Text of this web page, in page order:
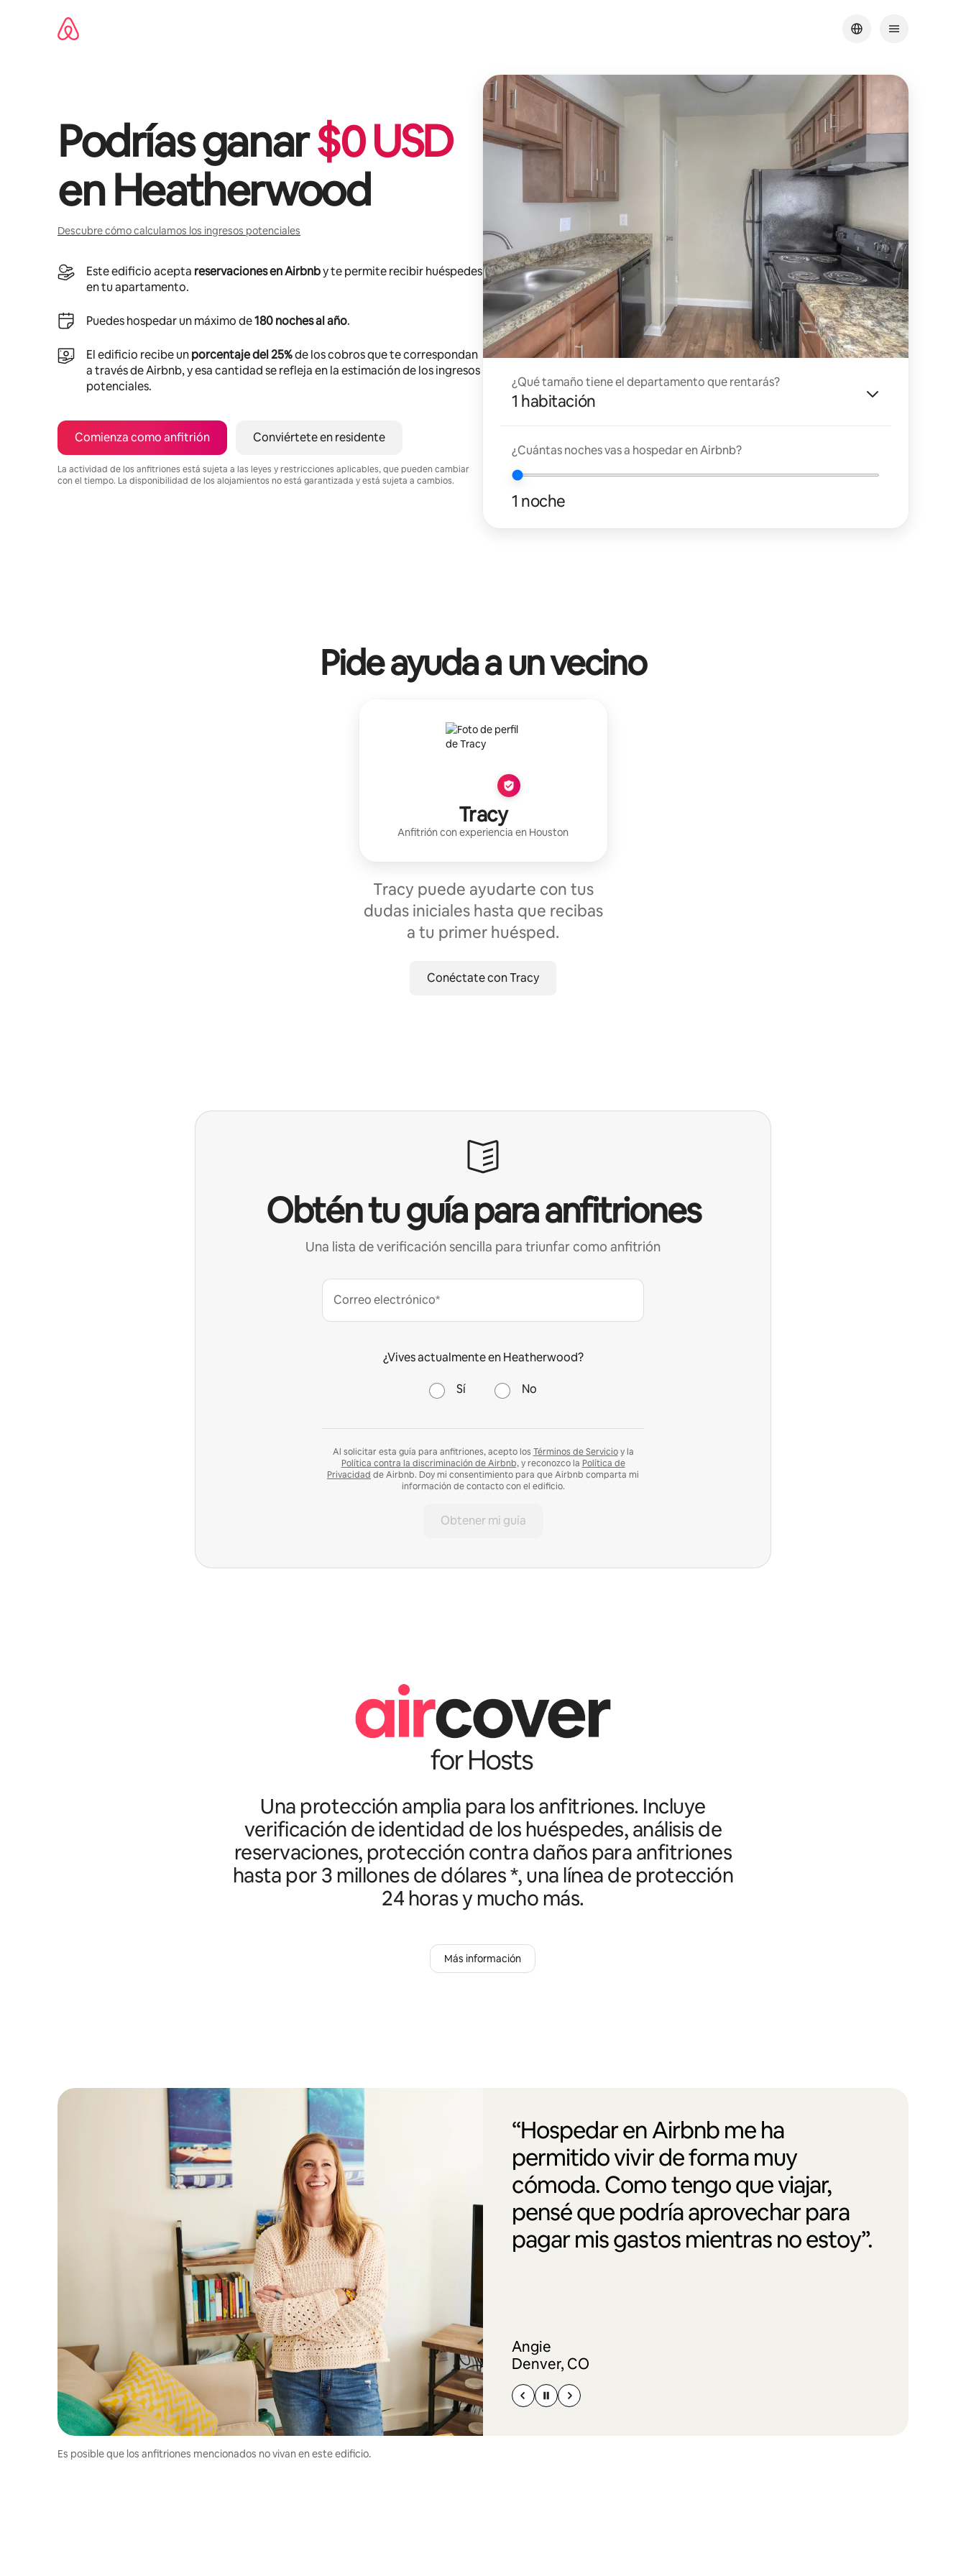
Podrías ganar$0USD
enHeatherwood
Descubre cómo calculamos los ingresos potenciales
Este edificio acepta reservaciones en Airbnby te permite recibir huéspedes
en tu apartamento.
Puedes hospedar un máximo de180 noches al año.
El edificio recibe unporcentaje del 25%de los cobros que te correspondan
a través de Airbnb, y esa cantidad se refleja en la estimación de los ingresos
potenciales.
Comienza como anfitrión Conviértete en residente
La actividad de los anfitriones está sujeta a las leyes y restricciones aplicables, que pueden cambiar
con el tiempo. La disponibilidad de los alojamientos no está garantizada y está sujeta a cambios.
¿Qué tamaño tiene el departamento que rentarás?
1 habitación
¿Cuántas noches vas a hospedar en Airbnb?
1 noche
Pide ayuda a un vecino
Tracy
Anfitrión con experiencia en Houston
Tracy puede ayudarte con tus
dudas iniciales hasta que recibas
a tu primer huésped.
Conéctate con Tracy
Obtén tu guía para anfitriones
Una lista de verificación sencilla para triunfar como anfitrión
Correo electrónico*
¿Vives actualmente en Heatherwood?
Sí No
Al solicitar esta guía para anfitriones, acepto los Términos de Servicioy la
Política contra la discriminación de Airbnb,y reconozco la Política de
Privacidad de Airbnb. Doy mi consentimiento para que Airbnb comparta mi
información de contacto con el edificio.
Obtener mi guía
Una protección amplia para los anfitriones. Incluye
verificación de identidad de los huéspedes, análisis de
reservaciones, protección contra daños para anfitriones
hasta por 3 millones de dólares *, una línea de protección
24 horas y mucho más.
Más información
“Hospedar en Airbnb me ha
permitido vivir de forma muy
cómoda. Como tengo que viajar,
pensé que podría aprovechar para
pagar mis gastos mientras no estoy”.
Angie
Denver, CO
Es posible que los anfitriones mencionados no vivan en este edificio.